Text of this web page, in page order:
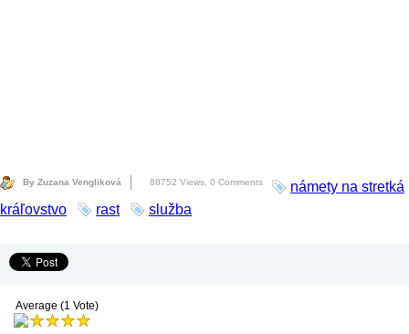
By Zuzana Vengliková 88752 Views, 0 Comments
námety na stretká
kráľovstvo
rast služba
Average (1 Vote)